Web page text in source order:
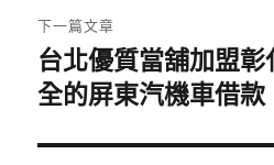
章:
下一篇文章
下
一
文
台北優質當舖加盟
全的屏東汽機車借款